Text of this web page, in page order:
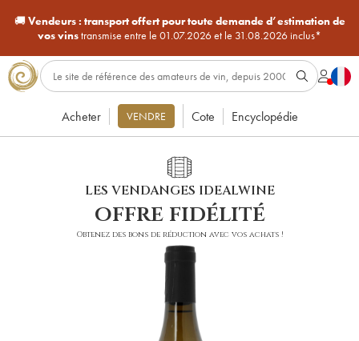
🚚Vendeurs : transport offert pour toute demande d’estimation de
vos vinstransmise entre le 01.07.2026 et le 31.08.2026 inclus*
Acheter VENDRE Cote Encyclopédie
LES VENDANGES IDEALWINE
offre fidélité
Obtenez des bons de réduction avec vos achats !